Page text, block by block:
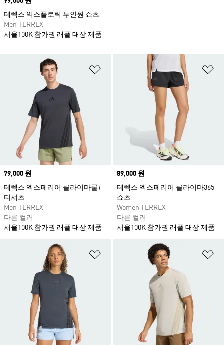
위시리스트 담기
Price
79,000 원
테렉스 엑스페리어 클라이마쿨+
티셔츠
Men TERREX
다른 컬러
서울100K 참가권 래플 대상 제품
Price
89,000 원
테렉스 엑스페리어 클라이마365
쇼츠
Women TERREX
다른 컬러
서울100K 참가권 래플 대상 제품
위시리스트 담기
테렉스 익스플로릭 투인원 쇼츠
Men TERREX
서울100K 참가권 래플 대상 제품